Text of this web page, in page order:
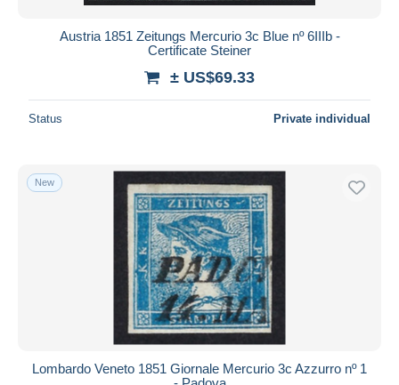
Austria 1851 Zeitungs Mercurio 3c Blue nº 6IIIb -
Certificate Steiner
± US$69.33
Status Private individual
New
Lombardo Veneto 1851 Giornale Mercurio 3c Azzurro nº 1